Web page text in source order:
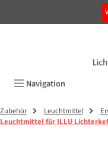
Navigation
Zubehör Leuchtmittel
Leuchtmittel für ILLU